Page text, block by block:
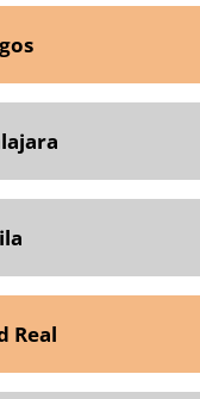
Real